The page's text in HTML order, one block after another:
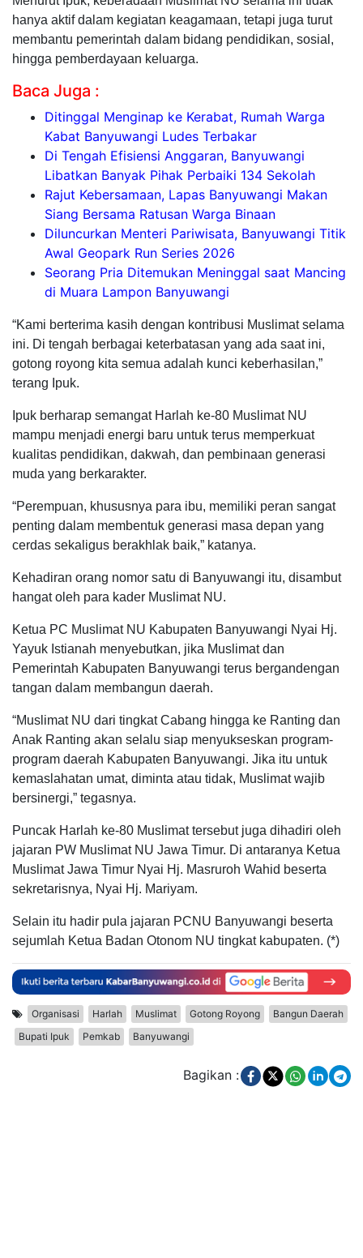
hanya aktif dalam kegiatan keagamaan, tetapi juga turut
membantu pemerintah dalam bidang pendidikan, sosial,
hingga pemberdayaan keluarga.
Baca Juga :
Ditinggal Menginap ke Kerabat, Rumah Warga
Kabat Banyuwangi Ludes Terbakar
Di Tengah Efisiensi Anggaran, Banyuwangi
Libatkan Banyak Pihak Perbaiki 134 Sekolah
Rajut Kebersamaan, Lapas Banyuwangi Makan
Siang Bersama Ratusan Warga Binaan
Diluncurkan Menteri Pariwisata, Banyuwangi Titik
Awal Geopark Run Series 2026
Seorang Pria Ditemukan Meninggal saat Mancing
di Muara Lampon Banyuwangi
“Kami berterima kasih dengan kontribusi Muslimat selama
ini. Di tengah berbagai keterbatasan yang ada saat ini,
gotong royong kita semua adalah kunci keberhasilan,”
terang Ipuk.
Ipuk berharap semangat Harlah ke-80 Muslimat NU
mampu menjadi energi baru untuk terus memperkuat
kualitas pendidikan, dakwah, dan pembinaan generasi
muda yang berkarakter.
“Perempuan, khususnya para ibu, memiliki peran sangat
penting dalam membentuk generasi masa depan yang
cerdas sekaligus berakhlak baik,” katanya.
Kehadiran orang nomor satu di Banyuwangi itu, disambut
hangat oleh para kader Muslimat NU.
Ketua PC Muslimat NU Kabupaten Banyuwangi Nyai Hj.
Yayuk Istianah menyebutkan, jika Muslimat dan
Pemerintah Kabupaten Banyuwangi terus bergandengan
tangan dalam membangun daerah.
“Muslimat NU dari tingkat Cabang hingga ke Ranting dan
Anak Ranting akan selalu siap menyukseskan program-
program daerah Kabupaten Banyuwangi. Jika itu untuk
kemaslahatan umat, diminta atau tidak, Muslimat wajib
bersinergi,” tegasnya.
Puncak Harlah ke-80 Muslimat tersebut juga dihadiri oleh
jajaran PW Muslimat NU Jawa Timur. Di antaranya Ketua
Muslimat Jawa Timur Nyai Hj. Masruroh Wahid beserta
sekretarisnya, Nyai Hj. Mariyam.
Selain itu hadir pula jajaran PCNU Banyuwangi beserta
sejumlah Ketua Badan Otonom NU tingkat kabupaten. (*)
Organisasi Harlah Muslimat Gotong Royong
Bangun Daerah
Bupati Ipuk
Pemkab Banyuwangi
Bagikan :